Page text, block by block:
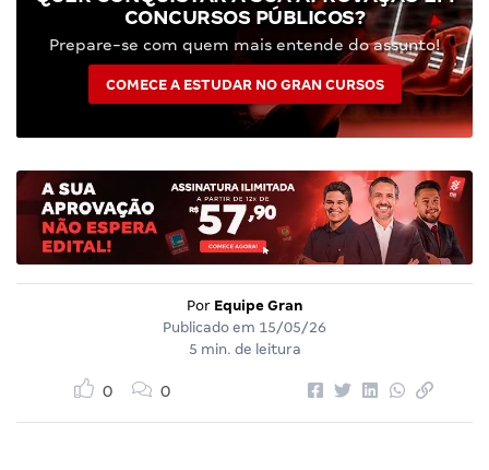
CONCURSOS PÚBLICOS?
Prepare-se com quem mais entende do assunto!
COMECE A ESTUDAR NO GRAN CURSOS
Por Equipe Gran
Publicado em 15/05/26
5 min. de leitura
0 0